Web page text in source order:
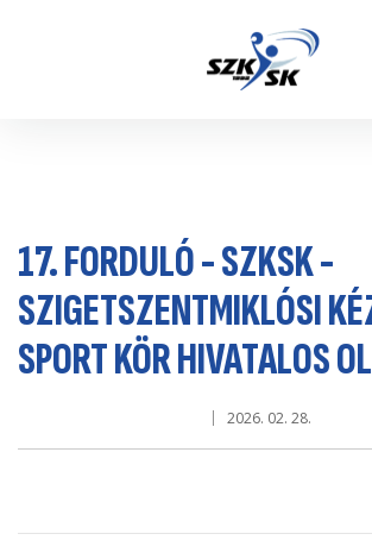
17. FORDULÓ - SZKSK -
SZIGETSZENTMIKLÓSI
SPORT KÖR HIVATALOS
2026. 02. 28.